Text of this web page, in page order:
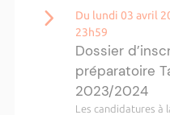
Du lundi 03 avril
23h59
Dossier
préparatoire
2023/2024
Les candidatures à